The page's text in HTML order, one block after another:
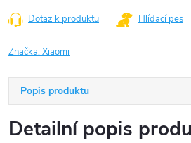
Dotaz k produktu Hlídací pes
Značka:Xiaomi
Popis produktu
Detailní popis